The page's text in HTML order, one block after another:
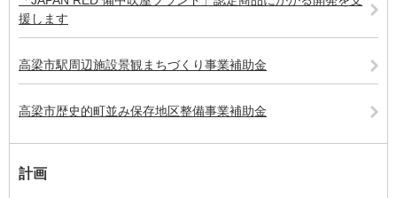
援します
高梁市駅周辺施設景観まちづくり事業補助金
高梁市歴史的町並み保存地区整備事業補助金
計画